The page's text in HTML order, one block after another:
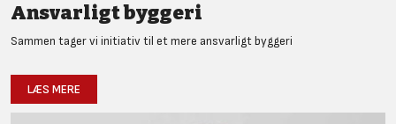
Ansvarligt byggeri
Sammen tager vi initiativ til et mere ansvarligt byggeri
LÆS MERE